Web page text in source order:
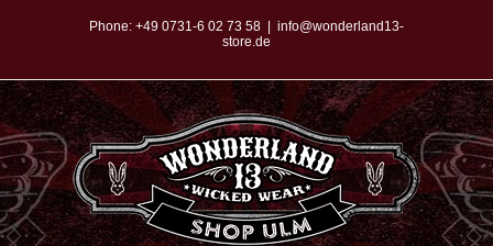
springen
Phone: +49 0731-6 02 73 58
info@wonderland13-
store.de